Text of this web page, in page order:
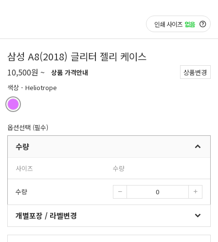
인쇄 사이즈 없음
삼성 A8(2018) 글리터 젤리 케이스
10,500원 ~ 상품 가격안내
상품변경
색상 - Heliotrope
옵션선택 (필수)
수량
사이즈 수량
수량
개별포장 / 라벨변경